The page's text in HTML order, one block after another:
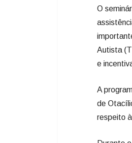
O
Autista
e
A
de
respeito